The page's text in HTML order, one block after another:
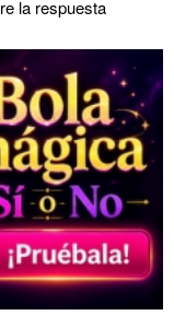
la respuesta